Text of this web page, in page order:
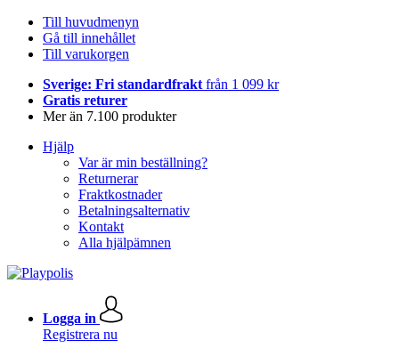
Till huvudmenyn
Gå till innehållet
Till varukorgen
Sverige: Fri standardfrakt från 1 099 kr
Gratis returer
Mer än 7.100 produkter
Hjälp
Var är min beställning?
Returnerar
Fraktkostnader
Betalningsalternativ
Kontakt
Alla hjälpämnen
Logga in
Registrera nu